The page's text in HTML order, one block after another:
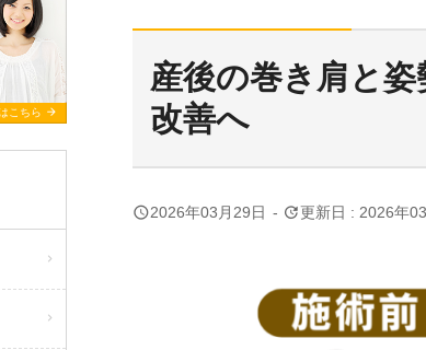
産後の巻き肩と
改善へ
query_builder2026年03月29日 - update更新日 : 2026年
こちら arrow_forward